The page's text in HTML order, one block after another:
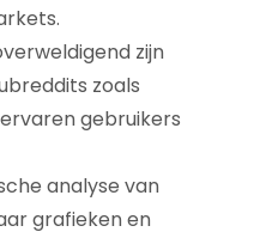
zijn
zoals
gebruikers
analyse van
grafieken en